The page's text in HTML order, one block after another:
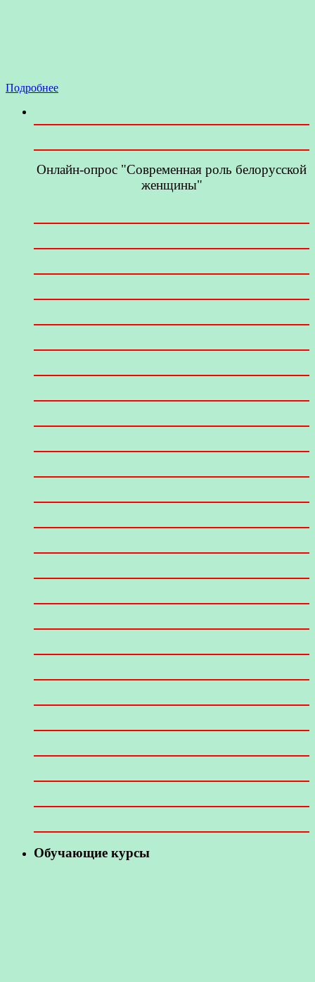
Подробнее
Онлайн-опрос "Современная роль белорусской
женщины"
Обучающие курсы